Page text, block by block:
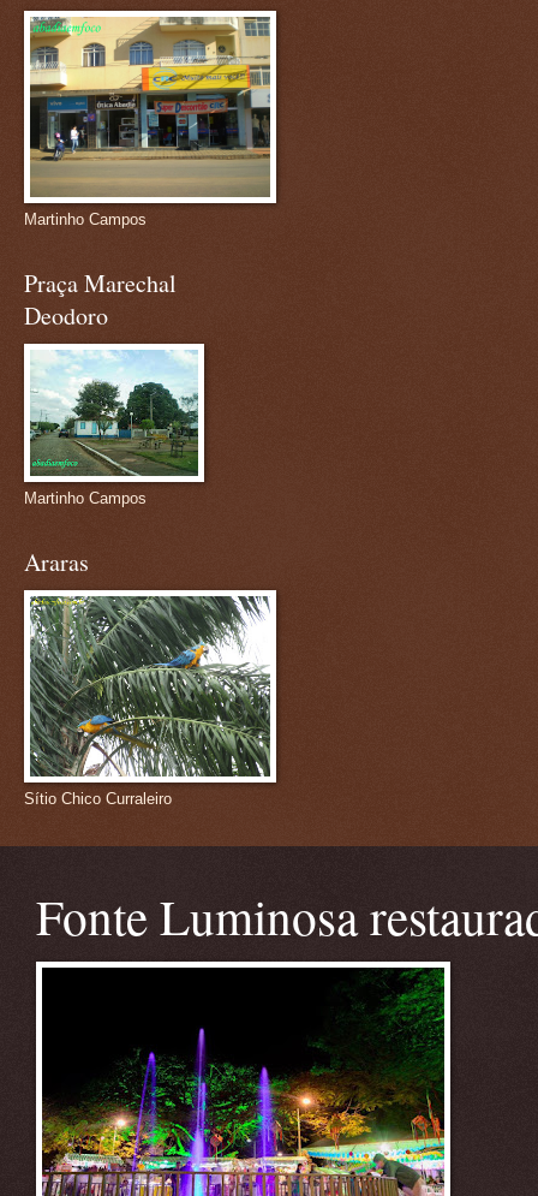
Martinho Campos
Praça Marechal
Deodoro
Martinho Campos
Araras
Sítio Chico Curraleiro
Fonte Luminosa